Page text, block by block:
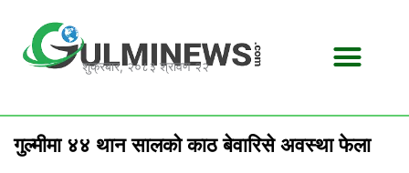
content
शुक्रबार, २०८३ श्रावण २२
गुल्मीमा ४४ थान सालको काठ बेवारिसे अवस्था फेला